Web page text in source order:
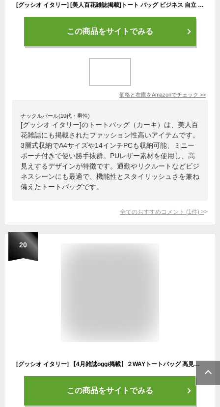
[グッシオ イタリー] [美人百花雑誌掲載]トート バッグ ビジネス 自立 3層式収納 2点セット ミニーポーチ付き A4/14インチPC対応 スクエア PUレザー 高見え ファッション リクルート 通勤 ビジネス レディース italy 17-1129(カーキ)
この商品をサイトでみる
価格と在庫をAmazonでチェック >>
ナックルバール(10代・男性)
[グッシオ イタリー]のトートバッグ（カーキ）は、美人百
花雑誌にも掲載されたファッション性高いアイテムです。
3層式収納でA4サイズや14インチPCも収納可能、ミニー
ポーチ付きで使い勝手抜群。PUレザー素材を使用し、高
見えするデザインが特徴です。通勤やリクルートなどビジ
ネスシーンにも最適で、機能性とスタイリッシュさを兼ね
備えたトートバッグです。
全てのおすすめコメント (1 件) >
20
[グッシオ イタリー] 【4月雑誌oggi掲載】２WAYトートバッグ 高見え PUレザー ハンドバッグ エレガンス スクエア型 ビットパーツ レディース 171033(GRAY)
この商品をサイトでみる